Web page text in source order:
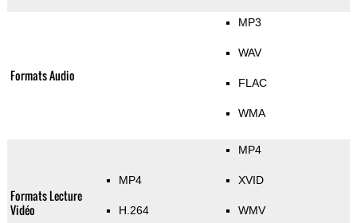
Formats Audio
MP3
WAV
FLAC
WMA
Formats Lecture
Vidéo
MP4
H.264
MP4
XVID
WMV